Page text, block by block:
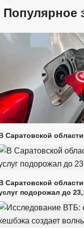
Популярное
Саратовской
Саратовской
подорожал до